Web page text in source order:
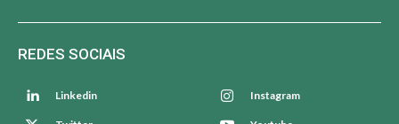
REDES SOCIAIS
Linkedin Instagram